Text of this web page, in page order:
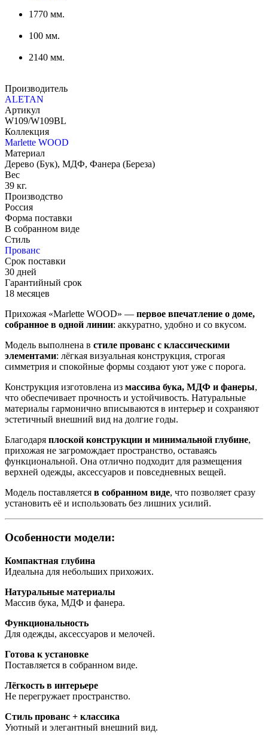
1770 мм.
100 мм.
2140 мм.
Производитель
ALETAN
Артикул
W109/W109BL
Коллекция
Marlette WOOD
Материал
Дерево (Бук), МДФ, Фанера (Береза)
Вес
39 кг.
Производство
Россия
Форма поставки
В собранном виде
Стиль
Прованс
Срок поставки
30 дней
Гарантийный срок
18 месяцев
Прихожая «Marlette WOOD» — первое впечатление о доме,
собранное в одной линии: аккуратно, удобно и со вкусом.
Модель выполнена в стиле прованс с классическими
элементами: лёгкая визуальная конструкция, строгая
симметрия и спокойные формы создают уют уже с порога.
Конструкция изготовлена из массива бука, МДФ и фанеры,
что обеспечивает прочность и устойчивость. Натуральные
материалы гармонично вписываются в интерьер и сохраняют
эстетичный внешний вид на долгие годы.
Благодаря плоской конструкции и минимальной глубине,
прихожая не загромождает пространство, оставаясь
функциональной. Она отлично подходит для размещения
верхней одежды, аксессуаров и повседневных вещей.
Модель поставляется в собранном виде, что позволяет сразу
установить её и использовать без лишних усилий.
Особенности модели:
Компактная глубина
Идеальна для небольших прихожих.
Натуральные материалы
Массив бука, МДФ и фанера.
Функциональность
Для одежды, аксессуаров и мелочей.
Готова к установке
Поставляется в собранном виде.
Лёгкость в интерьере
Не перегружает пространство.
Стиль прованс + классика
Уютный и элегантный внешний вид.